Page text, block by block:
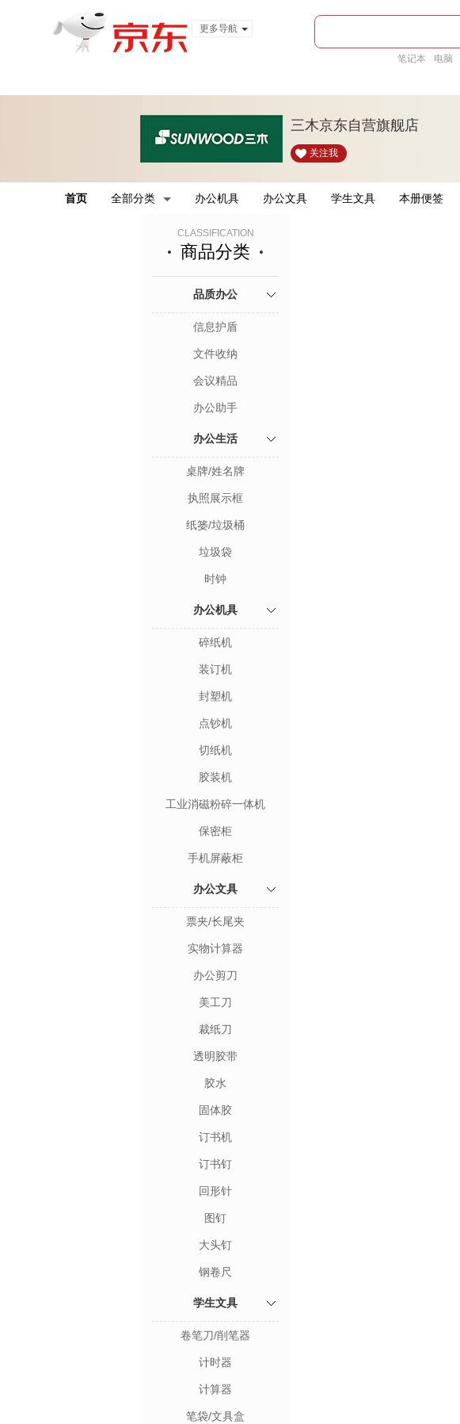
更多导航
笔记本 电脑
三木京东自营旗舰店
关注我
首页 全部分类 办公机具 办公文具 学生文具 本册便签
CLASSIFICATION
商品分类
品质办公
信息护盾
文件收纳
会议精品
办公助手
办公生活
桌牌/姓名牌
执照展示框
纸篓/垃圾桶
垃圾袋
时钟
办公机具
碎纸机
装订机
封塑机
点钞机
切纸机
胶装机
工业消磁粉碎一体机
保密柜
手机屏蔽柜
办公文具
票夹/长尾夹
实物计算器
办公剪刀
美工刀
裁纸刀
透明胶带
胶水
固体胶
订书机
订书钉
回形针
图钉
大头钉
钢卷尺
学生文具
卷笔刀/削笔器
计时器
计算器
笔袋/文具盒